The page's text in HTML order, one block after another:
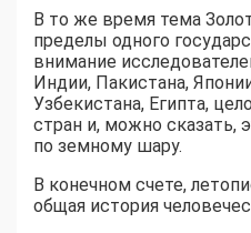
В то же время тема
пределы одного
внимание
Индии, Пакистана,
Узбекистана, Египта,
стран и, можно сказать,
по земному шару.
В конечном счете,
общая история